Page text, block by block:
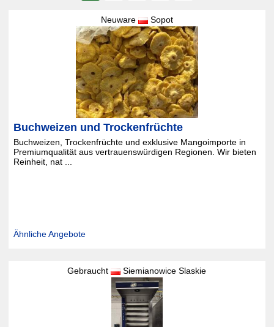
Neuware Sopot
Buchweizen und Trockenfrüchte
Buchweizen, Trockenfrüchte und exklusive Mangoimporte in
Premiumqualität aus vertrauenswürdigen Regionen. Wir bieten
Reinheit, nat ...
Ähnliche Angebote
Gebraucht Siemianowice Slaskie